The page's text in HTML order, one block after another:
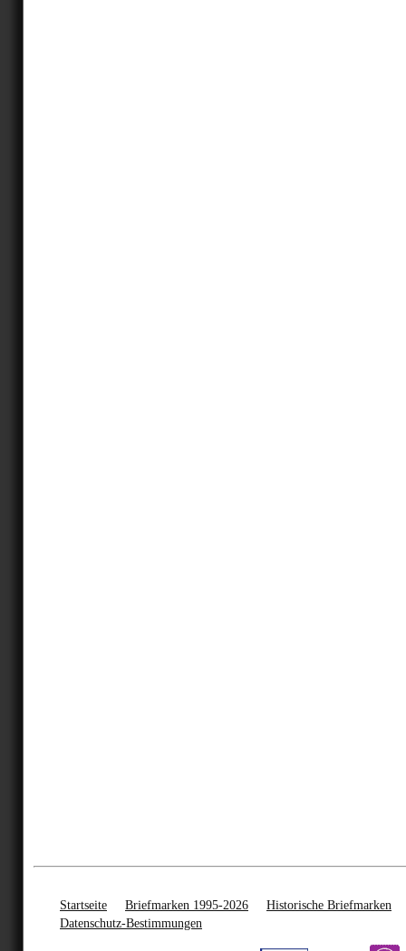
Startseite Briefmarken 1995-2026
Historische Briefmarken
Datenschutz-Bestimmungen